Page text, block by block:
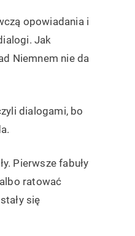
opowiadania i
Jak
Niemnem nie da
dialogami, bo
Pierwsze fabuły
ratować
się